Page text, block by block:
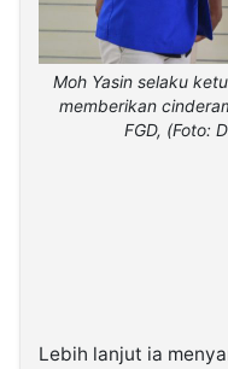
Moh Yasin selaku
memberikan
FGD, (Foto:
Lebih lanjut ia